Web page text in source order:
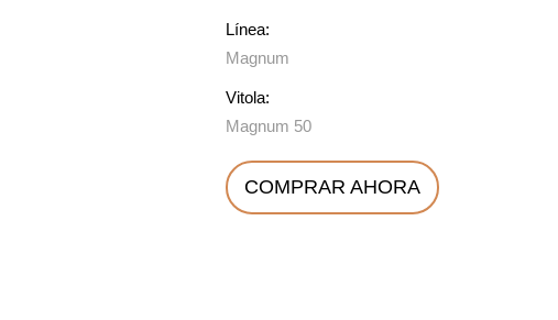
Línea:
Magnum
Vitola:
Magnum 50
COMPRAR AHORA